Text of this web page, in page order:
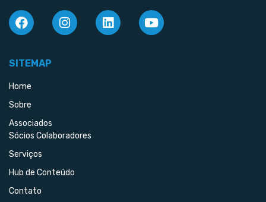
SITEMAP
Home
Sobre
Associados
Sócios Colaboradores
Serviços
Hub de Conteúdo
Contato